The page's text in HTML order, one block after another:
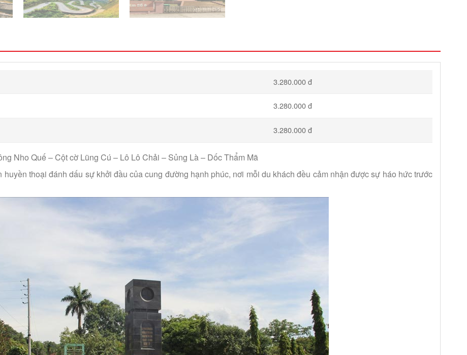
3.280.000 đ
3.280.000 đ
3.280.000 đ
Nho Quế – Cột cờ Lũng Cú – Lô Lô Chải – Sủng Là – Dốc Thẩm Mã
huyền thoại đánh dấu sự khởi đầu của cung đường hạnh phúc, nơi mỗi du khách đều cảm nhận được sự háo hức trước